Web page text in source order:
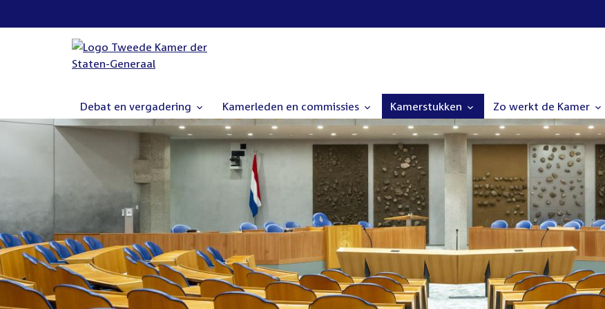
Debat en vergadering Kamerleden en commissies Kamerstukken Zo werkt de Kamer